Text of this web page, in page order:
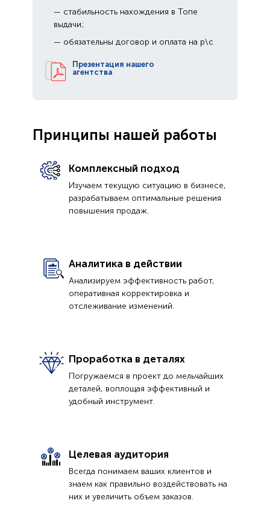
— стабильность нахождения в Топе
выдачи;
— обязательны договор и оплата на р\с
Презентация нашего
агентства
Принципы нашей работы
Комплексный подход
Изучаем текущую ситуацию в бизнесе,
разрабатываем оптимальные решения
повышения продаж.
Аналитика в действии
Анализируем эффективность работ,
оперативная корректировка и
отслеживание изменений.
Проработка в деталях
Погружаемся в проект до мельчайших
деталей, воплощая эффективный и
удобный инструмент.
Целевая аудитория
Всегда понимаем ваших клиентов и
знаем как правильно воздействовать на
них и увеличить объем заказов.